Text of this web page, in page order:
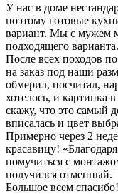
У нас в доме
поэтому готовые
вариант. Мы с мужем
подходящего варианта.
После всех походов
на заказ под наши
обмерил, посчитал,
хотелось, и картинка
скажу, что это самый
вписалась и цвет
Примерно через 2
красавицу!
помучиться с
получился отменный.
Большое всем